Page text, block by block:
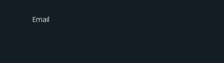
Email